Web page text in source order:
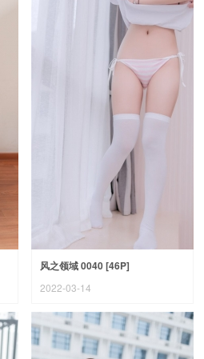
风之领域 0040 [46P]
2022-03-14